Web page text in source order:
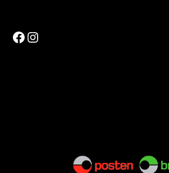
Facebook
Instagram